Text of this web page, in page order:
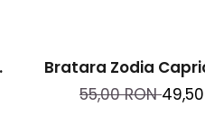
Bratara Zodia
Cristale Naturale Si
55,00 RON